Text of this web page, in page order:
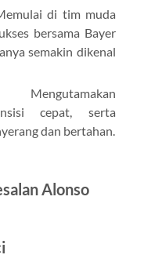
di tim muda
bersama Bayer
semakin dikenal
cepat, serta
dan bertahan.
Alonso